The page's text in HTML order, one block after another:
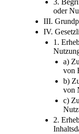
3.
oder
III.
IV.
1.
a)
von
b)
von
c)
2.